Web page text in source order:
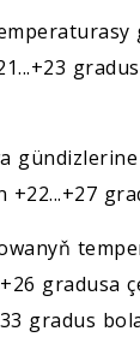
+22...+27
gradusa
gradus